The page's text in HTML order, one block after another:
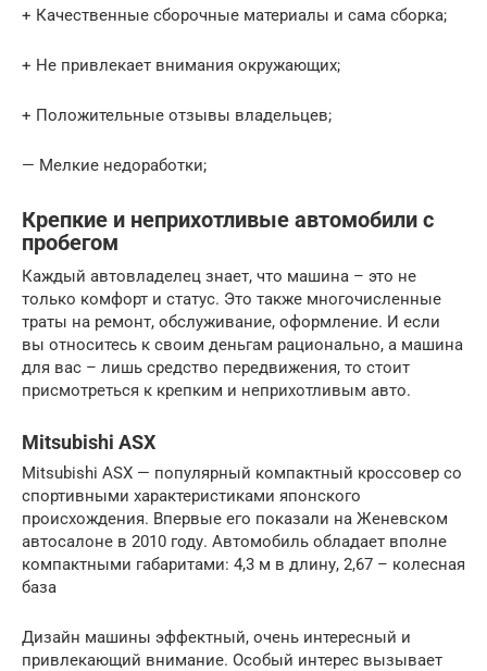
+ Качественные сборочные материалы и сама сборка;
+ Не привлекает внимания окружающих;
+ Положительные отзывы владельцев;
— Мелкие недоработки;
Крепкие и неприхотливые автомобили с
пробегом
Каждый автовладелец знает, что машина – это не
только комфорт и статус. Это также многочисленные
траты на ремонт, обслуживание, оформление. И если
вы относитесь к своим деньгам рационально, а машина
для вас – лишь средство передвижения, то стоит
присмотреться к крепким и неприхотливым авто.
Mitsubishi ASX
Mitsubishi ASX — популярный компактный кроссовер со
спортивными характеристиками японского
происхождения. Впервые его показали на Женевском
автосалоне в 2010 году. Автомобиль обладает вполне
компактными габаритами: 4,3 м в длину, 2,67 – колесная
база
Дизайн машины эффектный, очень интересный и
привлекающий внимание. Особый интерес вызывает